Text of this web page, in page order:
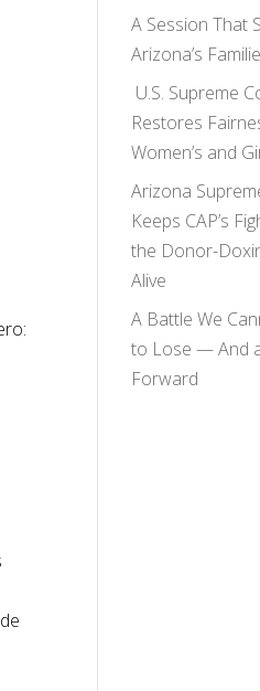
A Session That
Arizona’s
U.S. Supreme
Restores
Women’s and
Arizona
Keeps CAP’s
the Donor-
Alive
A Battle We
to Lose — And
Forward